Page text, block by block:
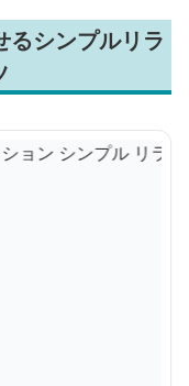
るシンプルリラ